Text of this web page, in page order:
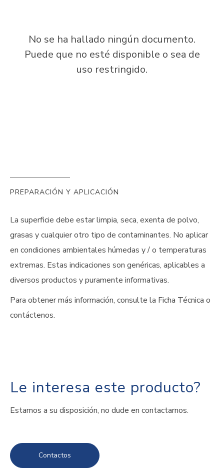
No se ha hallado ningún documento.
Puede que no esté disponible o sea de
uso restringido.
PREPARACIÓN Y APLICACIÓN
La superficie debe estar limpia, seca, exenta de polvo,
grasas y cualquier otro tipo de contaminantes. No aplicar
en condiciones ambientales húmedas y / o temperaturas
extremas. Estas indicaciones son genéricas, aplicables a
diversos productos y puramente informativas.
Para obtener más información, consulte la Ficha Técnica o
contáctenos.
Le interesa este producto?
Estamos a su disposición, no dude en contactarnos.
Contactos